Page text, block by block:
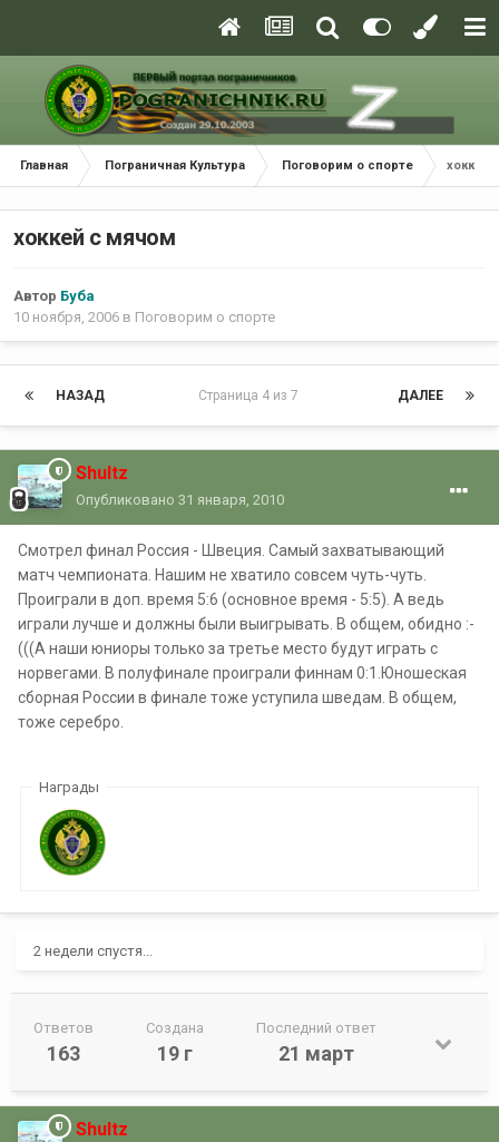
Главная Пограничная Культура Поговорим о спорте хоккей
хоккей с мячом
Автор Буба
10 ноября, 2006 в Поговорим о спорте
НАЗАД ДАЛЕЕ
Страница 4 из 7
Shultz
Опубликовано 31 января, 2010
Смотрел финал Россия - Швеция. Самый захватывающий
матч чемпионата. Нашим не хватило совсем чуть-чуть.
Проиграли в доп. время 5:6 (основное время - 5:5). А ведь
играли лучше и должны были выигрывать. В общем, обидно :-
(((А наши юниоры только за третье место будут играть с
норвегами. В полуфинале проиграли финнам 0:1.Юношеская
сборная России в финале тоже уступила шведам. В общем,
тоже серебро.
Награды
2 недели спустя...
Ответов
163
Создана
19 г
Последний ответ
21 март
Shultz